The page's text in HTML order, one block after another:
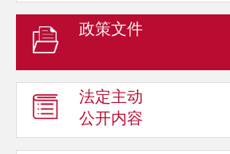
政策文件
法定主动
公开内容